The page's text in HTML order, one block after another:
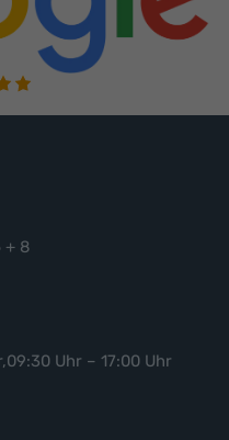
+ 8
Uhr – 17:00 Uhr